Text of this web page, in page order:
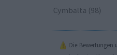
Cymbalta (98)
Die Bewertungen